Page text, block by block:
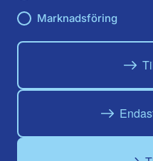
Marknadsföring
Facebook
Instagram